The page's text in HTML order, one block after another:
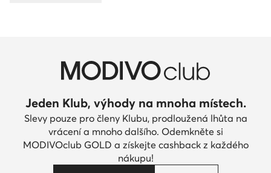
Jeden Klub, výhody na mnoha místech.
Slevy pouze pro členy Klubu, prodloužená lhůta na
vrácení a mnoho dalšího. Odemkněte si
MODIVOclub GOLD a získejte cashback z každého
nákupu!